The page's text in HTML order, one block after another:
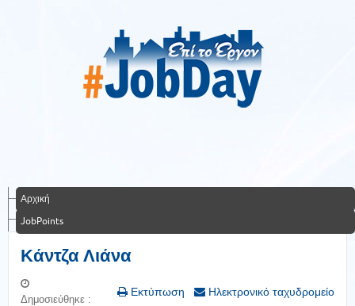
Αρχική
JobPoints
Κάντζα Λιάνα
Εκτύπωση Ηλεκτρονικό ταχυδρομείο
Δημοσιεύθηκε :